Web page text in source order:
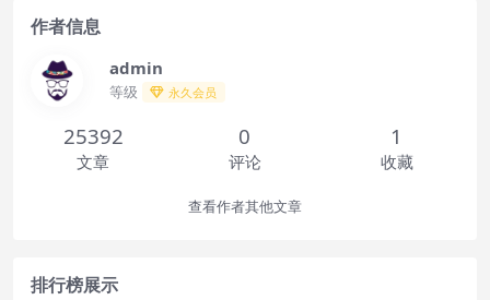
作者信息
admin
等级 永久会员
25392
文章
0
评论
1
收藏
查看作者其他文章
排行榜展示